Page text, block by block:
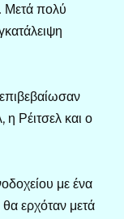
Μετά πολύ
Ρέιτσελ και ο
με ένα
ερχόταν μετά